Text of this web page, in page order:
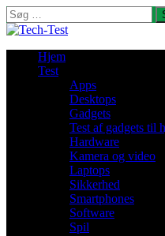
Søg
efter:
Hjem
Test
Apps
Desktops
Gadgets
Test af gadgets til
Hardware
Kamera og video
Laptops
Sikkerhed
Smartphones
Software
Spil